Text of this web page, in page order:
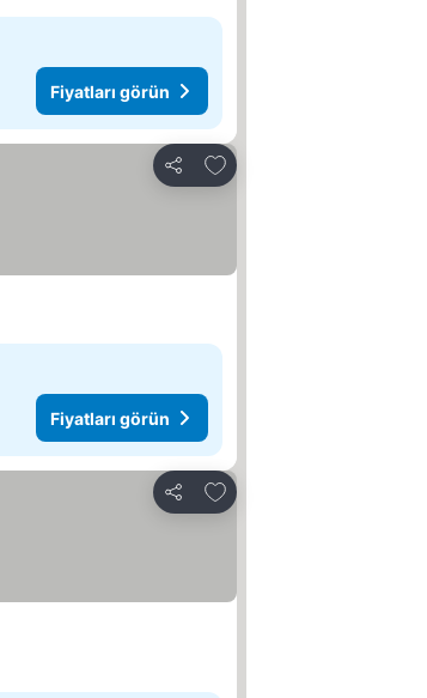
Fiyatları görün
Paylaş
Favorilerime ekle
Fiyatları görün
Paylaş
Favorilerime ekle